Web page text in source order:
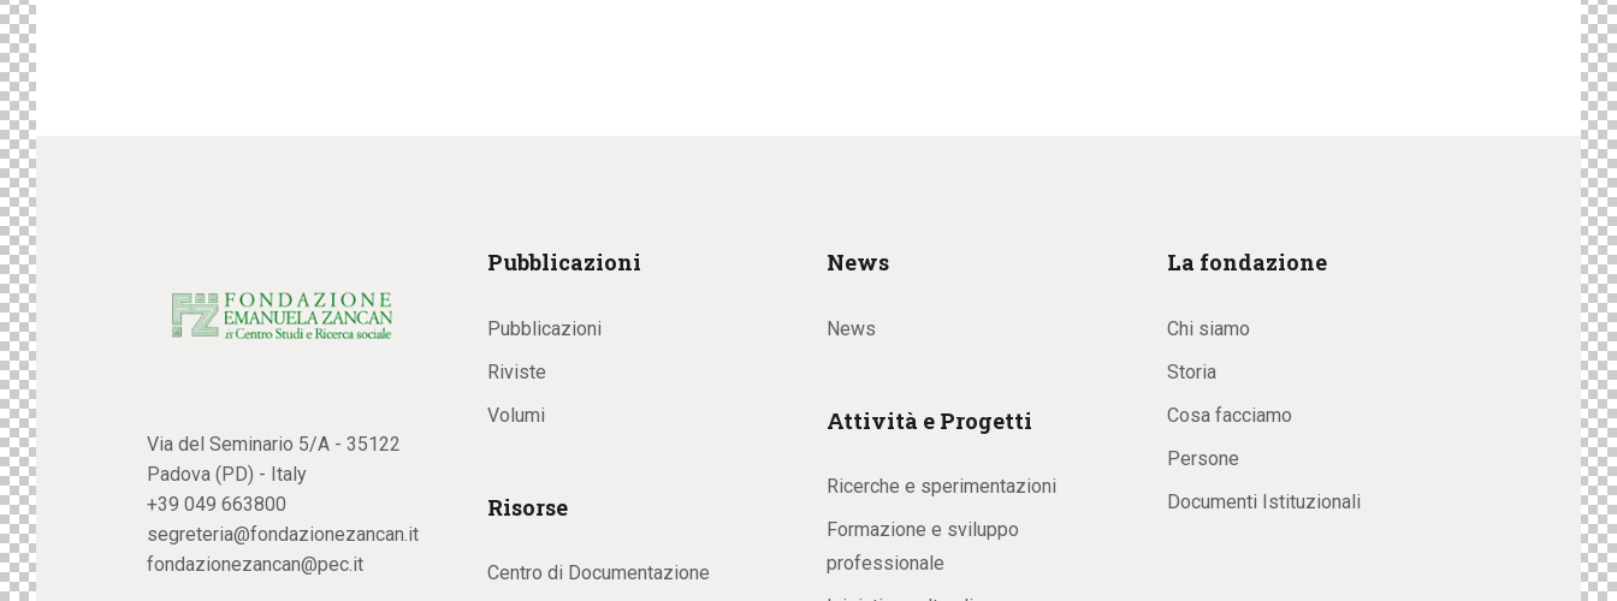
Via del Seminario 5/A - 35122
Padova (PD) - Italy
+39 049 663800
segreteria@fondazionezancan.it
fondazionezancan@pec.it
Pubblicazioni
Pubblicazioni
Riviste
Volumi
Risorse
Centro di Documentazione
News
News
Attività e Progetti
Ricerche e sperimentazioni
Formazione e sviluppo
professionale
La fondazione
Chi siamo
Storia
Cosa facciamo
Persone
Documenti Istituzionali